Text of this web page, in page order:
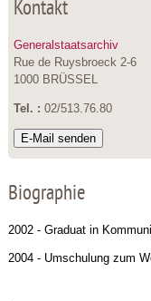
Kontakt
Generalstaatsarchiv
Rue de Ruysbroeck 2-6
1000 BRÜSSEL
Tel. : 02/513.76.80
E-Mail senden
Biographie
2002 - Graduat in
2004 - Umschulung zum